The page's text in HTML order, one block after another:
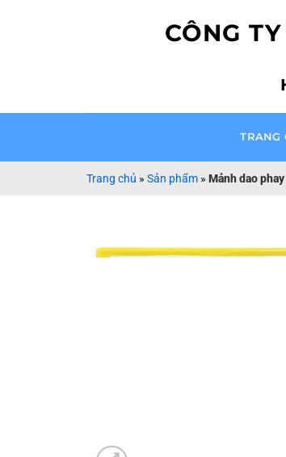
CÔNG
TRANG
Trang chủ » Sản phẩm » Mảnh dao